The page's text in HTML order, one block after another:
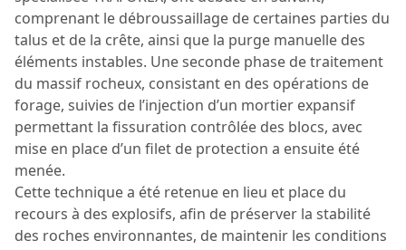
comprenant le débroussaillage de certaines parties du
talus et de la crête, ainsi que la purge manuelle des
éléments instables. Une seconde phase de traitement
du massif rocheux, consistant en des opérations de
forage, suivies de l’injection d’un mortier expansif
permettant la fissuration contrôlée des blocs, avec
mise en place d’un filet de protection a ensuite été
menée.
Cette technique a été retenue en lieu et place du
recours à des explosifs, afin de préserver la stabilité
des roches environnantes, de maintenir les conditions